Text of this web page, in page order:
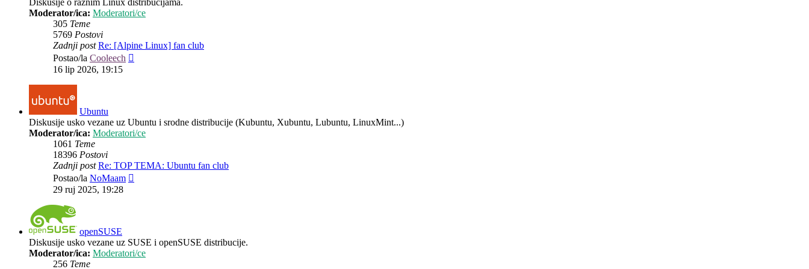
Diskusije o raznim Linux distribucijama.
Moderator/ica: Moderatori/ce
305 Teme
5769 Postovi
Zadnji post Re: [Alpine Linux] fan club
Postao/la Cooleech
16 lip 2026, 19:15
Ubuntu
Diskusije usko vezane uz Ubuntu i srodne distribucije (Kubuntu, Xubuntu, Lubuntu, LinuxMint...)
Moderator/ica: Moderatori/ce
1061 Teme
18396 Postovi
Zadnji post Re: TOP TEMA: Ubuntu fan club
Postao/la NoMaam
29 ruj 2025, 19:28
openSUSE
Diskusije usko vezane uz SUSE i openSUSE distribucije.
Moderator/ica: Moderatori/ce
256 Teme